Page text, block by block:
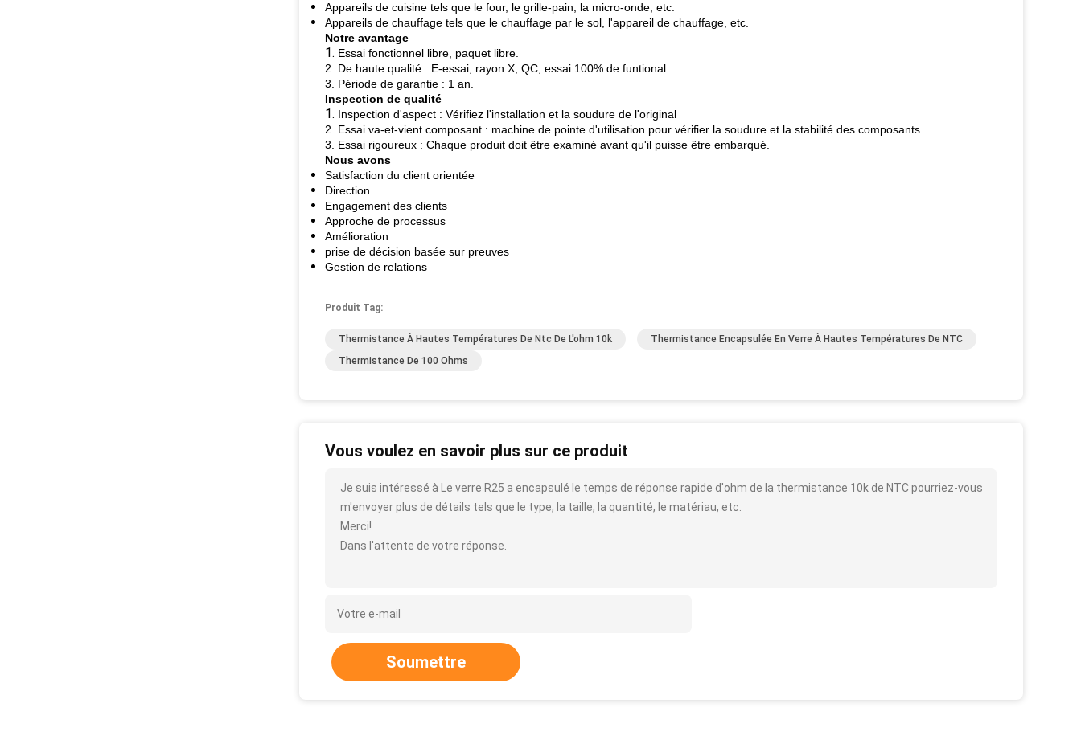
Appareils de cuisine tels que le four, le grille-pain, la micro-onde, etc.
Appareils de chauffage tels que le chauffage par le sol, l'appareil de chauffage, etc.
Notre avantage
1. Essai fonctionnel libre, paquet libre.
2. De haute qualité : E-essai, rayon X, QC, essai 100% de funtional.
3. Période de garantie : 1 an.
Inspection de qualité
1. Inspection d'aspect : Vérifiez l'installation et la soudure de l'original
2. Essai va-et-vient composant : machine de pointe d'utilisation pour vérifier la soudure et la stabilité des composants
3. Essai rigoureux : Chaque produit doit être examiné avant qu'il puisse être embarqué.
Nous avons
Satisfaction du client orientée
Direction
Engagement des clients
Approche de processus
Amélioration
prise de décision basée sur preuves
Gestion de relations
Produit Tag:
Thermistance À Hautes Températures De Ntc De L'ohm 10k
Thermistance Encapsulée En Verre À Hautes Températures De NTC
Thermistance De 100 Ohms
Vous voulez en savoir plus sur ce produit
Je suis intéressé à Le verre R25 a encapsulé le temps de réponse rapide d'ohm de la thermistance 10k de NTC pourriez-vous
m'envoyer plus de détails tels que le type, la taille, la quantité, le matériau, etc.
Merci!
Dans l'attente de votre réponse.
Soumettre